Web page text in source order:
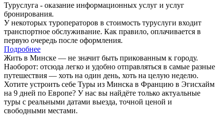
Туруслуга - оказание информационных услуг и услуг
бронирования.
У некоторых туроператоров в стоимость туруслуги входит
транспортное обслуживание. Как правило, оплачивается в
первую очередь после оформления.
Подробнее
Жить в Минске — не значит быть прикованным к городу.
Наоборот: отсюда легко и удобно отправляться в самые разные
путешествия — хоть на один день, хоть на целую неделю.
Хотите устроить себе Туры из Минска в Францию в Эгисхайм
на 9 дней по Европе? У нас вы найдёте только актуальные
туры с реальными датами выезда, точной ценой и
свободными местами.